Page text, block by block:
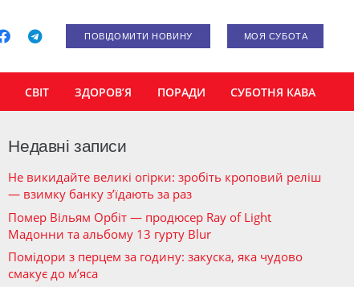
ПОВІДОМИТИ НОВИНУ МОЯ СУБОТА
СВІТ ЗДОРОВ’Я ПОРАДИ СУБОТНЯ КАВА
Недавні записи
Не викидайте великі огірки: зробіть кроповий реліш
— взимку банку з’їдають за раз
Помер Вільям Орбіт — продюсер Ray of Light
Мадонни та альбому 13 гурту Blur
Помідори з перцем за годину: закуска, яка чудово
смакує до м’яса